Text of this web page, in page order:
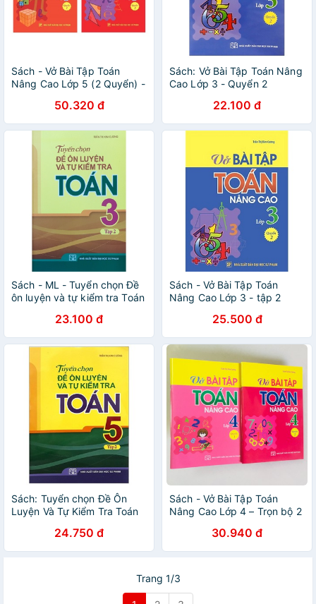
Sách - Vở Bài Tập Toán
Nâng Cao Lớp 5 (2 Quyển) -
50.320 đ
Sách: Vở Bài Tập Toán Nâng
Cao Lớp 3 - Quyển 2
22.100 đ
Sách - ML - Tuyển chọn Đề
ôn luyện và tự kiểm tra Toán
23.100 đ
Sách - Vở Bài Tập Toán
Nâng Cao Lớp 3 - tập 2
25.500 đ
Sách: Tuyển chọn Đề Ôn
Luyện Và Tự Kiểm Tra Toán
24.750 đ
Sách - Vở Bài Tập Toán
Nâng Cao Lớp 4 – Trọn bộ 2
30.940 đ
Trang 1/3